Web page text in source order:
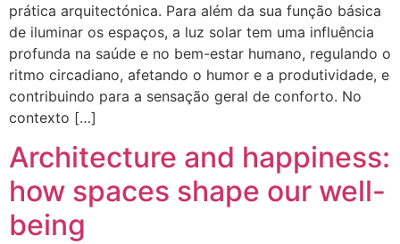
prática arquitectónica. Para além da sua função básica
de iluminar os espaços, a luz solar tem uma influência
profunda na saúde e no bem-estar humano, regulando o
ritmo circadiano, afetando o humor e a produtividade, e
contribuindo para a sensação geral de conforto. No
contexto […]
Architecture and happiness:
how spaces shape our well-
being